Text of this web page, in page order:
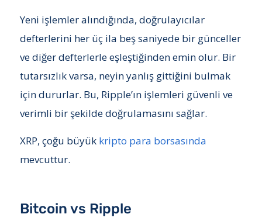
Yeni işlemler alındığında, doğrulayıcılar
defterlerini her üç ila beş saniyede bir günceller
ve diğer defterlerle eşleştiğinden emin olur. Bir
tutarsızlık varsa, neyin yanlış gittiğini bulmak
için dururlar. Bu, Ripple’ın işlemleri güvenli ve
verimli bir şekilde doğrulamasını sağlar.
XRP, çoğu büyük kripto para borsasında
mevcuttur.
Bitcoin vs Ripple